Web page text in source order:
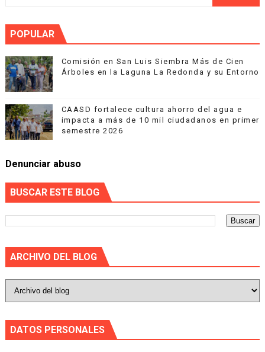
POPULAR
Comisión en San Luis Siembra Más de Cien
Árboles en la Laguna La Redonda y su Entorno
CAASD fortalece cultura ahorro del agua e
impacta a más de 10 mil ciudadanos en primer
semestre 2026
Denunciar abuso
BUSCAR ESTE BLOG
ARCHIVO DEL BLOG
DATOS PERSONALES